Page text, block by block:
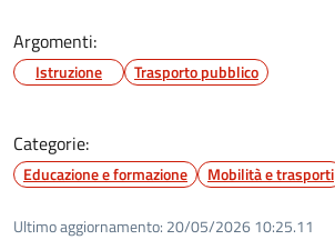
Argomenti:
Istruzione Trasporto pubblico
Categorie:
Educazione e formazione Mobilità e trasporti
Ultimo aggiornamento: 20/05/2026 10:25.11